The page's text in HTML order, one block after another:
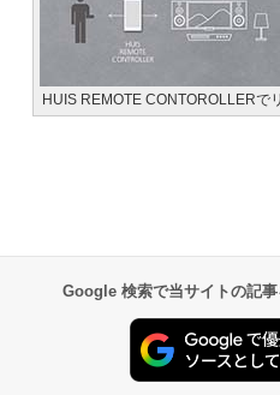
HUIS REMOTE CONTOROLLERで
Google 検索で当サイトの記